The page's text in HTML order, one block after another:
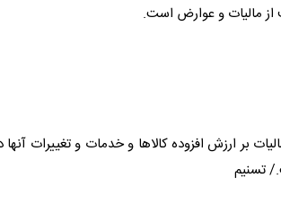
از مالیات و عوارض است.
تسنیم